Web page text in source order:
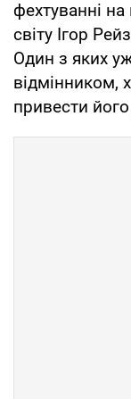
фехтуванні
світу Ігор
Один з яких
відмінником,
привести